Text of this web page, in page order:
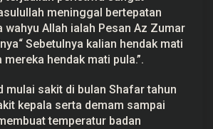
meninggal bertepatan
wahyu Allah ialah Pesan Az Zumar
Sebetulnya kalian hendak mati
hendak mati pula.”.
mulai sakit di bulan Shafar tahun
kepala serta demam sampai
temperatur badan